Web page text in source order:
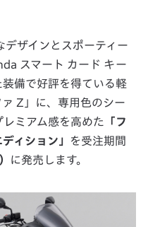
ザインとスポーティー
スマート カード キー
備で好評を得ている軽
Z」に、専用色のシー
レミアム感を高めた
「フ
ィション」
を受注期間
に発売します。